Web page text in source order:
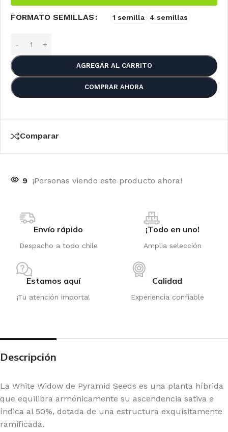
FORMATO SEMILLAS 1 semilla 4 semillas
AGREGAR AL CARRITO
COMPRAR AHORA
Comparar
9 ¡Personas viendo este producto ahora!
Envío rápido
Despacho a todo chile
¡Todo en uno!
Amplia selección
Estamos aquí
¡Tu atención importa!
Calidad
Experiencia confiable
Descripción
La White Widow de Pyramid Seeds es una planta híbrida
que equilibra armónicamente su ascendencia sativa e
índica al 50%, dotada de una estructura exquisitamente
ramificada.